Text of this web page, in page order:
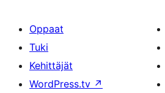
Oppaat
Tuki
Kehittäjät
WordPress.tv ↗